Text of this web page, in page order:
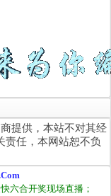
提供，本站不对其经
责任，本网站恕不负
六合开奖现场直播；